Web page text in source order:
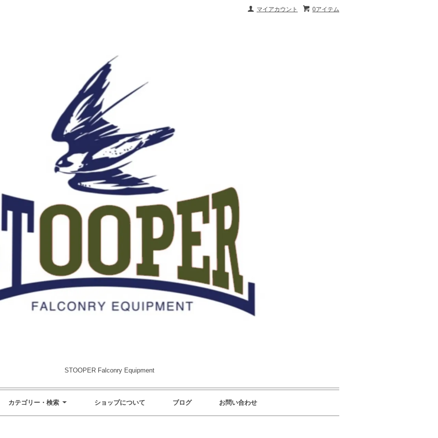
0アイテム
マイアカウント
STOOPER Falconry Equipment
カテゴリー・検索 ショップについて ブログ お問い合わせ